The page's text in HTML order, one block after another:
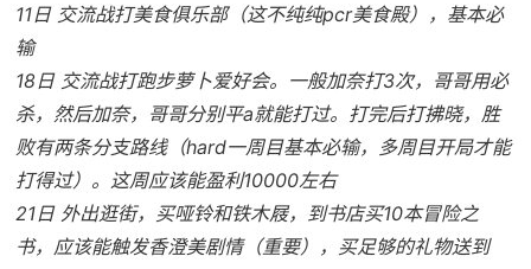
11日 交流战打美食俱乐部（这不纯纯pcr美食殿），基本必
输
18日 交流战打跑步萝卜爱好会。一般加奈打3次，哥哥用必
杀，然后加奈，哥哥分别平a就能打过。打完后打拂晓，胜
败有两条分支路线（hard一周目基本必输，多周目开局才能
打得过）。这周应该能盈利10000左右
21日 外出逛街，买哑铃和铁木屐，到书店买10本冒险之
书，应该能触发香澄美剧情（重要），买足够的礼物送到